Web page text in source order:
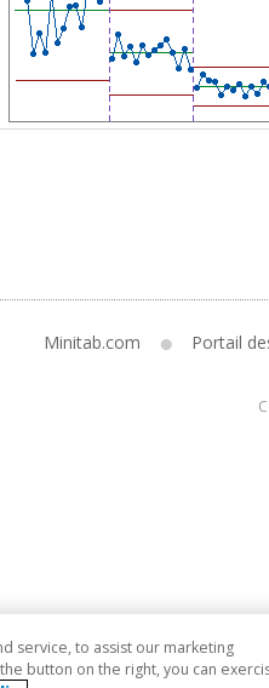
Minitab.com Portail
service, to assist our marketing
button on the right, you can